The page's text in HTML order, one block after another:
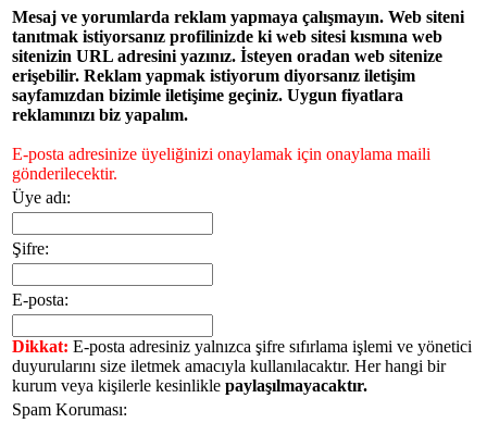
Mesaj ve yorumlarda reklam yapmaya çalışmayın. Web siteni
tanıtmak istiyorsanız profilinizde ki web sitesi kısmına web
sitenizin URL adresini yazınız. İsteyen oradan web sitenize
erişebilir. Reklam yapmak istiyorum diyorsanız iletişim
sayfamızdan bizimle iletişime geçiniz. Uygun fiyatlara
reklamınızı biz yapalım.
E-posta adresinize üyeliğinizi onaylamak için onaylama maili
gönderilecektir.
Üye adı:
Şifre:
E-posta:
Dikkat: E-posta adresiniz yalnızca şifre sıfırlama işlemi ve yönetici
duyurularını size iletmek amacıyla kullanılacaktır. Her hangi bir
kurum veya kişilerle kesinlikle paylaşılmayacaktır.
Spam Koruması: